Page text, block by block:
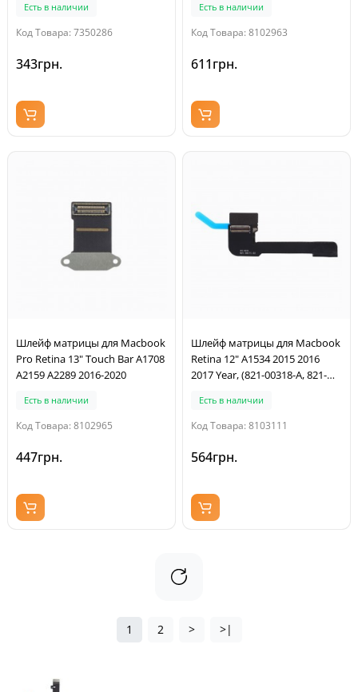
Есть в наличии
Код Товара: 7350286
343грн.
Есть в наличии
Код Товара: 8102963
611грн.
Шлейф матрицы для Macbook
Pro Retina 13" Touch Bar A1708
A2159 A2289 2016-2020
Есть в наличии
Код Товара: 8102965
447грн.
Шлейф матрицы для Macbook
Retina 12" A1534 2015 2016
2017 Year, (821-00318-A, 821-
Есть в наличии
Код Товара: 8103111
564грн.
1 2 > >|